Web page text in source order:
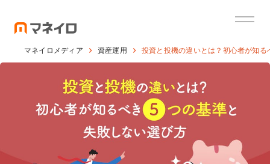
マネイロメディア 資産運用 投資と投機の違いとは？初心者が知